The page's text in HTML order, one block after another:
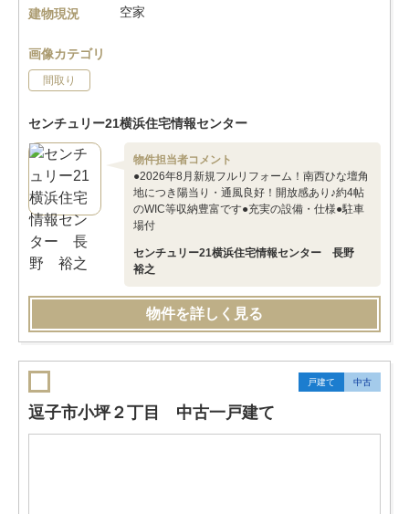
建物現況
空家
画像カテゴリ
間取り
センチュリー21横浜住宅情報センター
物件担当者コメント
●2026年8月新規フルリフォーム！南西ひな壇角
地につき陽当り・通風良好！開放感あり♪約4帖
のWIC等収納豊富です●充実の設備・仕様●駐車
場付
センチュリー21横浜住宅情報センター 長野
裕之
物件を詳しく見る
戸建て 中古
逗子市小坪２丁目 中古一戸建て